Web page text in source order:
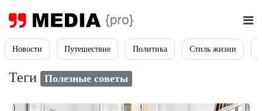
Новости Путешествие Политика Стиль жизни
Теги Полезные советы